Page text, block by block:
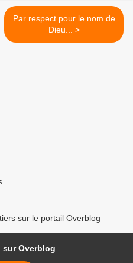
Par respect pour le nom de
Dieu... >
sur le portail Overblog
sur Overblog